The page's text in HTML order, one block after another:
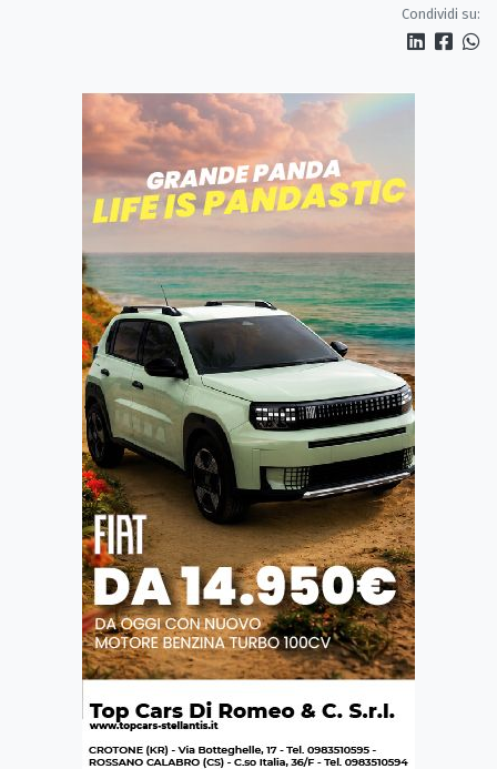
Condividi su: